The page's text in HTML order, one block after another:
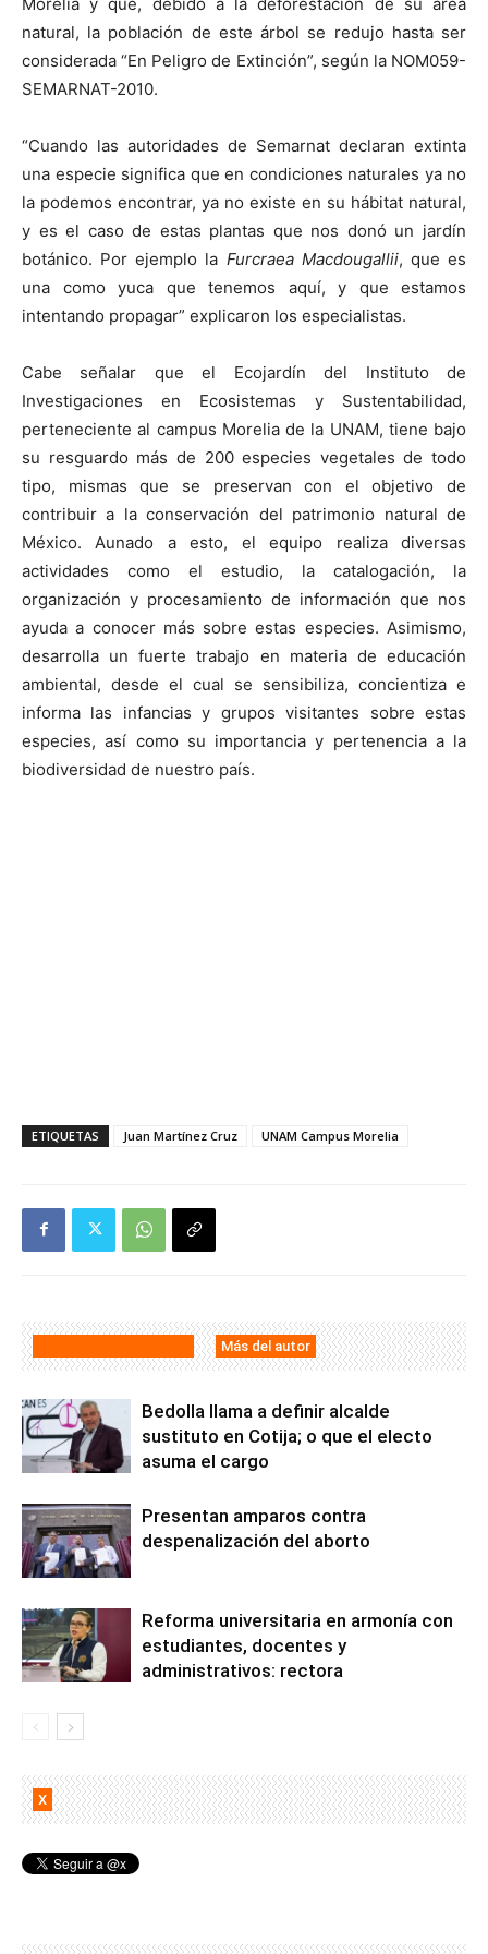
natural, la población de este árbol se redujo hasta ser
considerada “En Peligro de Extinción”, según la NOM059-
SEMARNAT-2010.
“Cuando las autoridades de Semarnat declaran extinta
una especie significa que en condiciones naturales ya no
la podemos encontrar, ya no existe en su hábitat natural,
y es el caso de estas plantas que nos donó un jardín
botánico. Por ejemplo la Furcraea Macdougallii, que es
una como yuca que tenemos aquí, y que estamos
intentando propagar” explicaron los especialistas.
Cabe señalar que el Ecojardín del Instituto de
Investigaciones en Ecosistemas y Sustentabilidad,
perteneciente al campus Morelia de la UNAM, tiene bajo
su resguardo más de 200 especies vegetales de todo
tipo, mismas que se preservan con el objetivo de
contribuir a la conservación del patrimonio natural de
México. Aunado a esto, el equipo realiza diversas
actividades como el estudio, la catalogación, la
organización y procesamiento de información que nos
ayuda a conocer más sobre estas especies. Asimismo,
desarrolla un fuerte trabajo en materia de educación
ambiental, desde el cual se sensibiliza, concientiza e
informa las infancias y grupos visitantes sobre estas
especies, así como su importancia y pertenencia a la
biodiversidad de nuestro país.
ETIQUETAS Juan Martínez Cruz UNAM Campus Morelia
Más del autor
Bedolla llama a definir alcalde
sustituto en Cotija; o que el electo
asuma el cargo
Presentan amparos contra
despenalización del aborto
Reforma universitaria en armonía con
estudiantes, docentes y
administrativos: rectora
X